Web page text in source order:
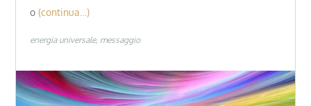
o (continua…)
energia universale messaggio